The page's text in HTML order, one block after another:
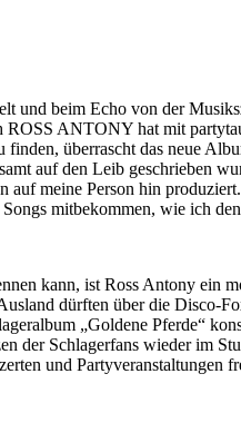
und beim Echo von der
ANTONY hat mit
überrascht das neue
auf den Leib geschrieben
meine Person hin
mitbekommen, wie ich
kann, ist Ross Antony ein
dürften über die Disco-
„Goldene Pferde“
der Schlagerfans wieder im
und Partyveranstaltungen